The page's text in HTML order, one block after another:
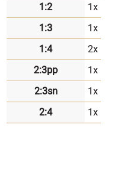
1:2
1x
1:3
1x
1:4
2x
2:3pp
1x
2:3sn
1x
2:4
1x